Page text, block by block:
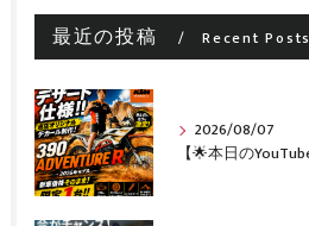
最近の投稿 Recent Posts
2026/08/07